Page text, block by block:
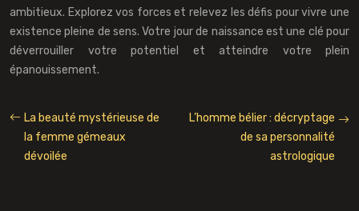
ambitieux. Explorez vos forces et relevez les défis pour vivre une
existence pleine de sens. Votre jour de naissance est une clé pour
déverrouiller votre potentiel et atteindre votre plein
épanouissement.
La beauté mystérieuse de
la femme gémeaux
dévoilée
L’homme bélier : décryptage
de sa personnalité
astrologique